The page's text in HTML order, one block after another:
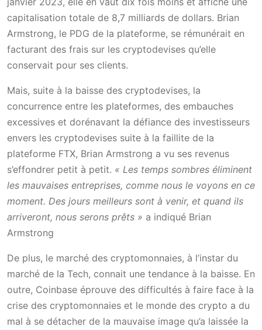
capitalisation totale de 8,7 milliards de dollars. Brian
Armstrong, le PDG de la plateforme, se rémunérait en
facturant des frais sur les cryptodevises qu’elle
conservait pour ses clients.
Mais, suite à la baisse des cryptodevises, la
concurrence entre les plateformes, des embauches
excessives et dorénavant la défiance des investisseurs
envers les cryptodevises suite à la faillite de la
plateforme FTX, Brian Armstrong a vu ses revenus
s’effondrer petit à petit. « Les temps sombres éliminent
les mauvaises entreprises, comme nous le voyons en ce
moment. Des jours meilleurs sont à venir, et quand ils
arriveront, nous serons prêts » a indiqué Brian
Armstrong
De plus, le marché des cryptomonnaies, à l’instar du
marché de la Tech, connait une tendance à la baisse. En
outre, Coinbase éprouve des difficultés à faire face à la
crise des cryptomonnaies et le monde des crypto a du
mal à se détacher de la mauvaise image qu’a laissée la